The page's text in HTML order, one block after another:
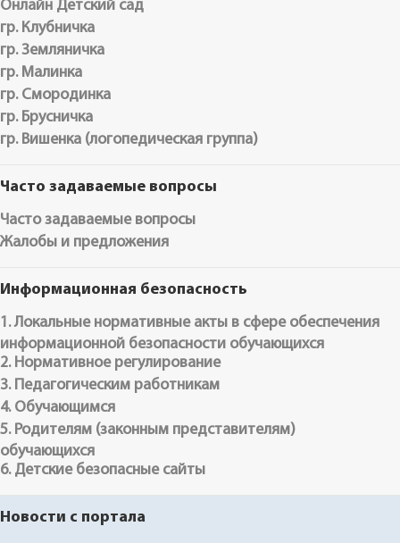
Онлайн Детский сад
гр. Клубничка
гр. Земляничка
гр. Малинка
гр. Смородинка
гр. Брусничка
гр. Вишенка (логопедическая группа)
Часто задаваемые вопросы
Часто задаваемые вопросы
Жалобы и предложения
Информационная безопасность
1. Локальные нормативные акты в сфере обеспечения
информационной безопасности обучающихся
2. Нормативное регулирование
3. Педагогическим работникам
4. Обучающимся
5. Родителям (законным представителям)
обучающихся
6. Детские безопасные сайты
Новости с портала